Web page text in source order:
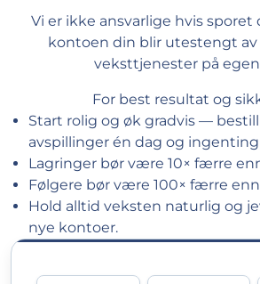
Vi er ikke ansvarlige hvis sporet
kontoen din blir utestengt av
veksttjenester på
For best resultat og
Start rolig og øk gradvis —
avspillinger én dag og
Lagringer bør være 10× færre
Følgere bør være 100× færre
Hold alltid veksten naturlig og
nye kontoer.